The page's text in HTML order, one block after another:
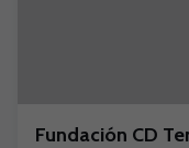
Fundación CD